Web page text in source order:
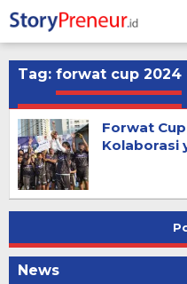
to
content
Tag: forwat cup 2024
Forwat
Kolaborasi
News